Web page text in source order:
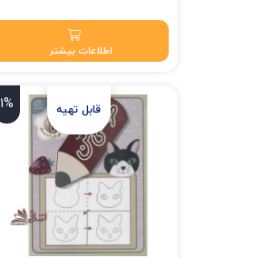
اطلاعات بیشتر
1%